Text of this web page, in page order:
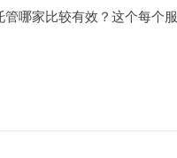
哪家比较有效？这个每个